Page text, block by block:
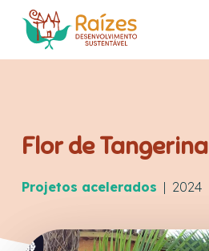
Flor de Tangerina
Projetos acelerados | 2024